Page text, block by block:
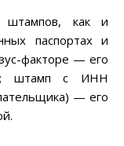
штампов, как и
паспортах и
факторе — его
штамп с ИНН
— его